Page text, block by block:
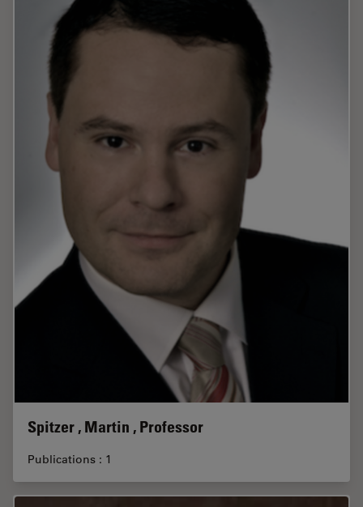
Spitzer , Martin , Professor
Publications : 1